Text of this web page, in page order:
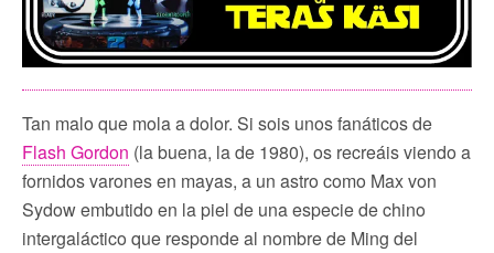
Tan malo que mola a dolor. Si sois unos fanáticos de
Flash Gordon (la buena, la de 1980), os recreáis viendo a
fornidos varones en mayas, a un astro como Max von
Sydow embutido en la piel de una especie de chino
intergaláctico que responde al nombre de Ming del